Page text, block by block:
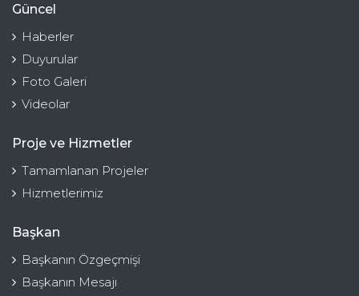
Güncel
Haberler
Duyurular
Foto Galeri
Videolar
Proje ve Hizmetler
Tamamlanan Projeler
Hizmetlerimiz
Başkan
Başkanın Özgeçmişi
Başkanın Mesajı